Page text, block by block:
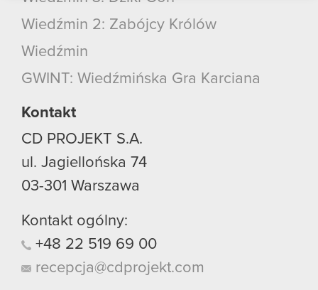
korzystanie z naszej witryny, zgadasz się na
używanie plików cookie.
Wiedźmin 2: Zabójcy Królów
Wiedźmin
GWINT: Wiedźmińska Gra Karciana
Kontakt
CD PROJEKT S.A.
ul. Jagiellońska 74
03-301 Warszawa
Kontakt ogólny:
+48 22 519 69 00
recepcja@cdprojekt.com